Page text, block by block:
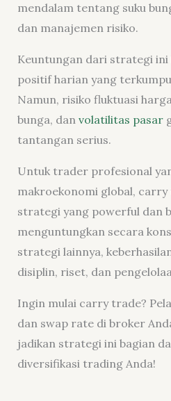
mendalam tentang suku
dan manajemen risiko.
Keuntungan dari strategi ini
positif harian yang
Namun, risiko fluktuasi
bunga, dan volatilitas pasar
tantangan serius.
Untuk trader profesional
makroekonomi global,
strategi yang powerful dan
menguntungkan secara
strategi lainnya,
disiplin, riset, dan
Ingin mulai carry trade?
dan swap rate di broker
jadikan strategi ini bagian
diversifikasi trading Anda!